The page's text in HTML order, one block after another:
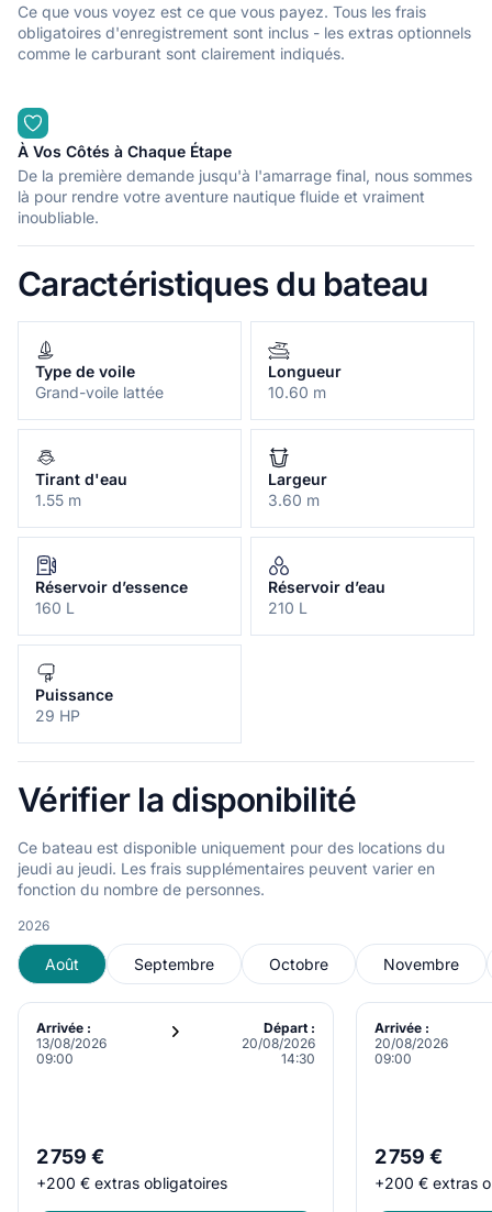
Ce que vous voyez est ce que vous payez. Tous les frais
obligatoires d'enregistrement sont inclus - les extras optionnels
comme le carburant sont clairement indiqués.
À Vos Côtés à Chaque Étape
De la première demande jusqu'à l'amarrage final, nous sommes
là pour rendre votre aventure nautique fluide et vraiment
inoubliable.
Caractéristiques du bateau
Type de voile
Grand-voile lattée
Longueur
10.60 m
Tirant d'eau
1.55 m
Largeur
3.60 m
Réservoir d’essence
160 L
Réservoir d’eau
210 L
Puissance
29 HP
Vérifier la disponibilité
Ce bateau est disponible uniquement pour des locations du
jeudi au jeudi. Les frais supplémentaires peuvent varier en
fonction du nombre de personnes.
2026
Août Septembre Octobre Novembre
Arrivée :
13/08/2026
09:00
Départ :
20/08/2026
14:30
2 759 €
+200 € extras obligatoires
Arrivée :
20/08/2026
09:00
2 759 €
+200 € extras